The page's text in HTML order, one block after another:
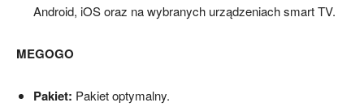
Android, iOS oraz na wybranych urządzeniach smart TV.
MEGOGO
Pakiet: Pakiet optymalny.